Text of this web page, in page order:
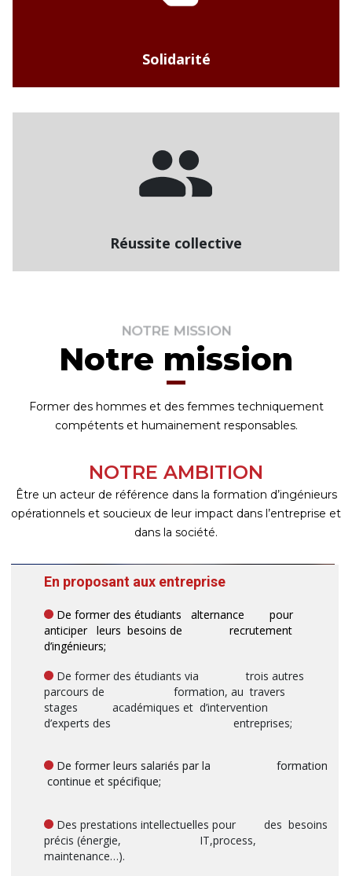
Solidarité
Réussite collective
NOTRE MISSION
Notre mission
Former des hommes et des femmes techniquement
compétents et humainement responsables.
NOTRE AMBITION
Être un acteur de référence dans la formation d’ingénieurs
opérationnels et soucieux de leur impact dans l’entreprise et
dans la société.
En proposant aux entreprise
De former des étudiants alternance pour
anticiper leurs besoins de recrutement
d’ingénieurs;
De former des étudiants via trois autres
parcours de formation, au travers
stages académiques et d’intervention
d’experts des entreprises;
De former leurs salariés par la formation
continue et spécifique;
Des prestations intellectuelles pour des besoins
précis (énergie, IT,process,
maintenance…).